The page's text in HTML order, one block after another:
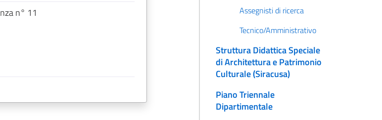
n° 11
Assegnisti di ricerca
Tecnico/Amministrativo
Struttura Didattica Speciale
di Architettura e Patrimonio
Culturale (Siracusa)
Piano Triennale
Dipartimentale